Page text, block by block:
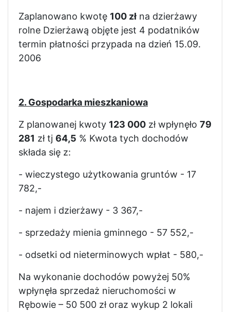
Zaplanowano kwotę 100 zł na dzierżawy
rolne Dzierżawą objęte jest 4 podatników
termin płatności przypada na dzień 15.09.
2006
2. Gospodarka mieszkaniowa
Z planowanej kwoty 123 000 zł wpłynęło 79
281 zł tj 64,5 % Kwota tych dochodów
składa się z:
- wieczystego użytkowania gruntów - 17
782,-
- najem i dzierżawy - 3 367,-
- sprzedaży mienia gminnego - 57 552,-
- odsetki od nieterminowych wpłat - 580,-
Na wykonanie dochodów powyżej 50%
wpłynęła sprzedaż nieruchomości w
Rębowie – 50 500 zł oraz wykup 2 lokali